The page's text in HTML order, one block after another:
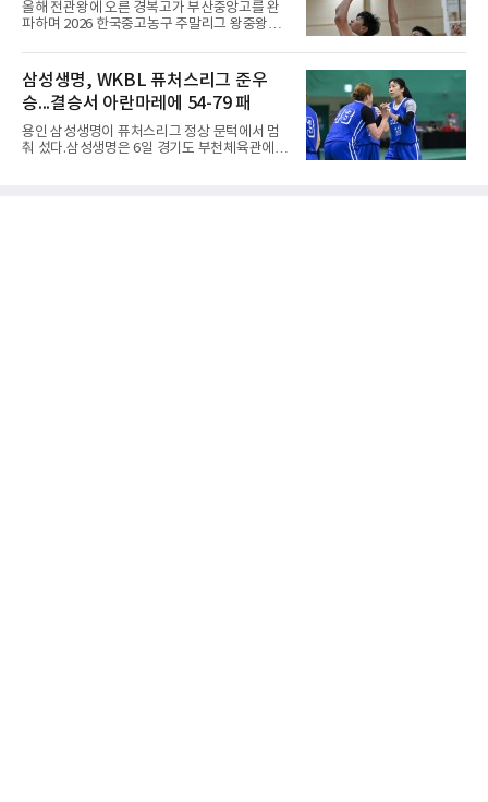
둑'이라 말할까’ 참조)일본어에서도 같은 한자를
사용한다. 일본에서는 ‘置き石(오키이시, 놓는
우)’라는 용례도 문헌에서 확인된다. 다만 현대
일본
올해 전관왕에 오른 경복고가 부산중앙고를 완
파하며 2026 한국중고농구 주말리그 왕중왕전
해남 우슬체육관에서 열린 대회 남고부 예선리
그 H조 1차전에서 부산중앙고를 98-76으로 제
압했다. 박지오가 26점, 김호원이 22점, 정우진
이 19점을 올리는 등 삼각편대의 고른 활약이 승
리를 이끌었다.경복고는 경기 초반부터 박지오
와 김호원의 내·외곽포가 고르게 터지며 주도권
을 잡았다. 전반을 40-34로 앞선 경복고는 후반
삼성생명, WKBL 퓨처스리그 준우
승...결승서 아란마레에 54-79 패
용인 삼성생명이 퓨처스리그 정상 문턱에서 멈
춰 섰다.삼성생명은 6일 경기도 부천체육관에서